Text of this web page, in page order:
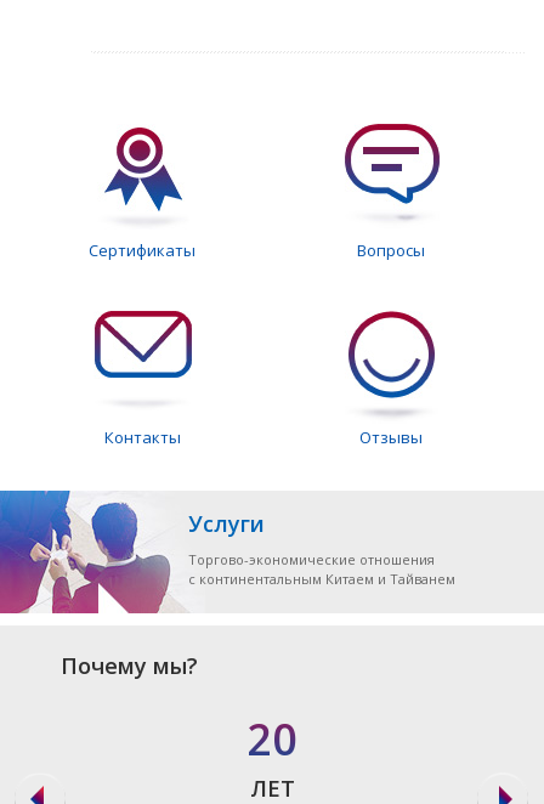
Сертификаты Вопросы
Контакты Отзывы
Услуги
Торгово-экономические отношения
с континентальным Китаем и Тайванем
Почему мы?
20
ЛЕТ